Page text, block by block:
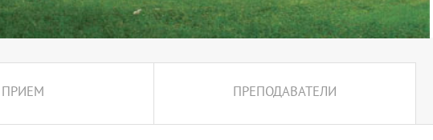
ПРИЕМ ПРЕПОДАВАТЕЛИ